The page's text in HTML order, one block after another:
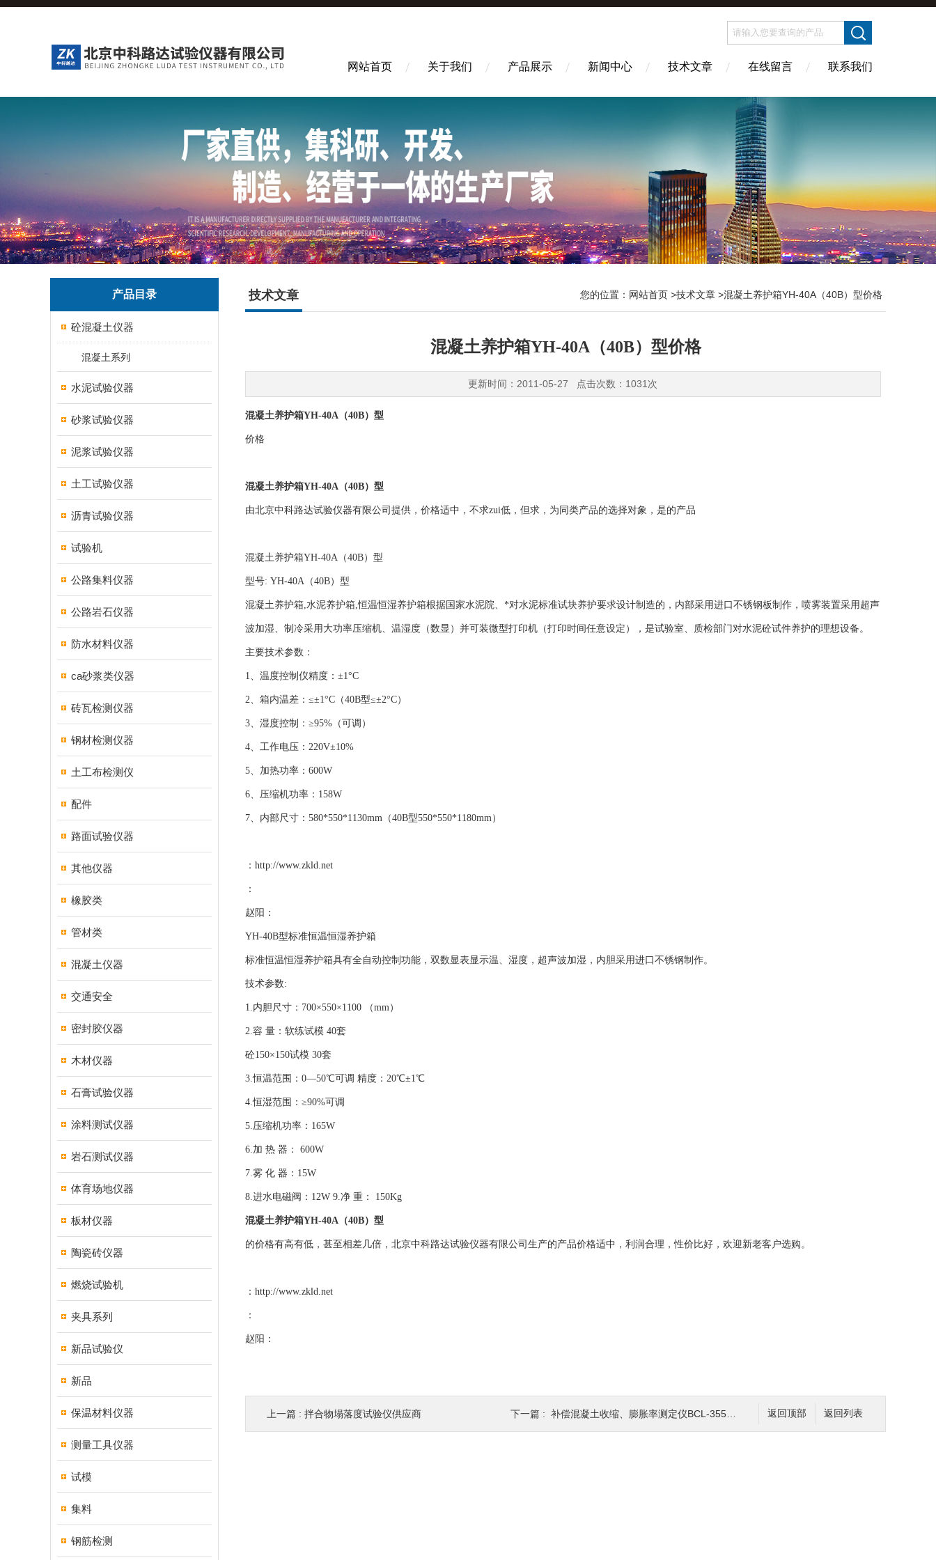
网站首页 关于我们 产品展示 新闻中心 技术文章 在线留言 联系我们
产品目录
砼混凝土仪器
混凝土系列
水泥试验仪器
砂浆试验仪器
泥浆试验仪器
土工试验仪器
沥青试验仪器
试验机
公路集料仪器
公路岩石仪器
防水材料仪器
ca砂浆类仪器
砖瓦检测仪器
钢材检测仪器
土工布检测仪
配件
路面试验仪器
其他仪器
橡胶类
管材类
混凝土仪器
交通安全
密封胶仪器
木材仪器
石膏试验仪器
涂料测试仪器
岩石测试仪器
体育场地仪器
板材仪器
陶瓷砖仪器
燃烧试验机
夹具系列
新品试验仪
新品
保温材料仪器
测量工具仪器
试模
集料
钢筋检测
技术文章 您的位置： 网站首页 >技术文章 >混凝土养护箱YH-40A（40B）型价格
混凝土养护箱YH-40A（40B）型价格
更新时间：2011-05-27 点击次数：1031次
混凝土养护箱YH-40A（40B）型
价格
混凝土养护箱YH-40A（40B）型
由北京中科路达试验仪器有限公司提供，价格适中，不求zui低，但求，为同类产品的选择对象，是的产品
混凝土养护箱YH-40A（40B）型
型号: YH-40A（40B）型
混凝土养护箱,水泥养护箱,恒温恒湿养护箱根据国家水泥院、*对水泥标准试块养护要求设计制造的，内部采用进口不锈钢板制作，喷雾装置采用超声
波加湿、制冷采用大功率压缩机、温湿度（数显）并可装微型打印机（打印时间任意设定），是试验室、质检部门对水泥砼试件养护的理想设备。
主要技术参数：
1、温度控制仪精度：±1°C
2、箱内温差：≤±1°C（40B型≤±2°C）
3、湿度控制：≥95%（可调）
4、工作电压：220V±10%
5、加热功率：600W
6、压缩机功率：158W
7、内部尺寸：580*550*1130mm（40B型550*550*1180mm）
： http://www.zkld.net
：
赵阳：
YH-40B型标准恒温恒湿养护箱
标准恒温恒湿养护箱具有全自动控制功能，双数显表显示温、湿度，超声波加湿，内胆采用进口不锈钢制作。
技术参数:
1.内胆尺寸：700×550×1100 （mm）
2.容 量：软练试模 40套
砼150×150试模 30套
3.恒温范围：0—50℃可调 精度：20℃±1℃
4.恒湿范围：≥90%可调
5.压缩机功率：165W
6.加 热 器： 600W
7.雾 化 器：15W
8.进水电磁阀：12W 9.净 重： 150Kg
混凝土养护箱YH-40A（40B）型
的价格有高有低，甚至相差几倍，北京中科路达试验仪器有限公司生产的产品价格适中，利润合理，性价比好，欢迎新老客户选购。
： http://www.zkld.net
：
赵阳：
返回列表
返回顶部
上一篇 : 拌合物塌落度试验仪供应商 下一篇 : 补偿混凝土收缩、膨胀率测定仪BCL-355型生产单位